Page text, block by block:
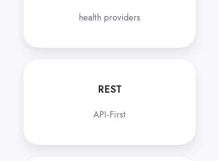
health providers
REST
API-First